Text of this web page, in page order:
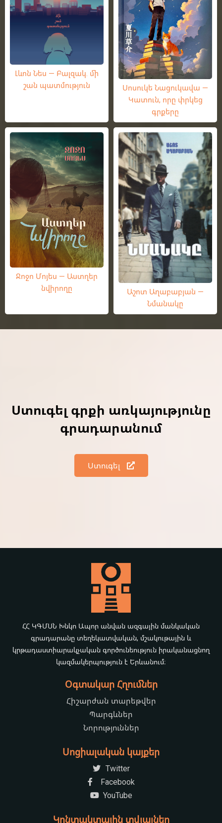
Լևոն Նես — Բալզակ. մի
շան պատմություն
Սոսուկե Նացուկավա —
Կատուն, որը փրկեց
գրքերը
Ջոջո Մոյես — Աստղեր
նվիրողը
Աշոտ Աղաբաբյան —
Նմանակը
Ստուգել գրքի առկայությունը
գրադարանում
Ստուգել
ՀՀ ԿԳՄՍՆ Խնկո Ապոր անվան ազգային մանկական
գրադարանը տեղեկատվական, մշակութային և
կրթադաստիարակչական գործունեություն իրականացնող
կազմակերպություն է Երևանում։
Օգտակար Հղումներ
Հիշարժան տարեթվեր
Պարգևներ
Նորություններ
Սոցիալական կայքեր
Twitter
Facebook
YouTube
Կոնտակտային տվյալներ